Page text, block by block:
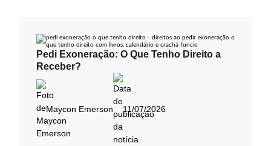
Pedi Exoneração: O Que Tenho Direito a
Receber?
Maycon Emerson 11/07/2026